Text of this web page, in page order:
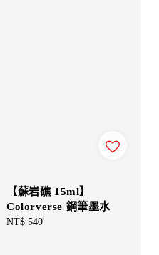
【蘇岩礁 15ml】
Colorverse 鋼筆墨水
Regular
NT$ 540